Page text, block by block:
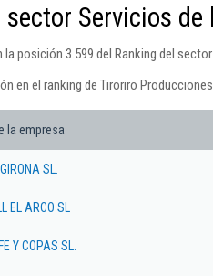
sector Servicios de
posición 3.599 del Ranking del
en el ranking de Tiroriro
la empresa
SL.
EL ARCO SL
Y COPAS SL.